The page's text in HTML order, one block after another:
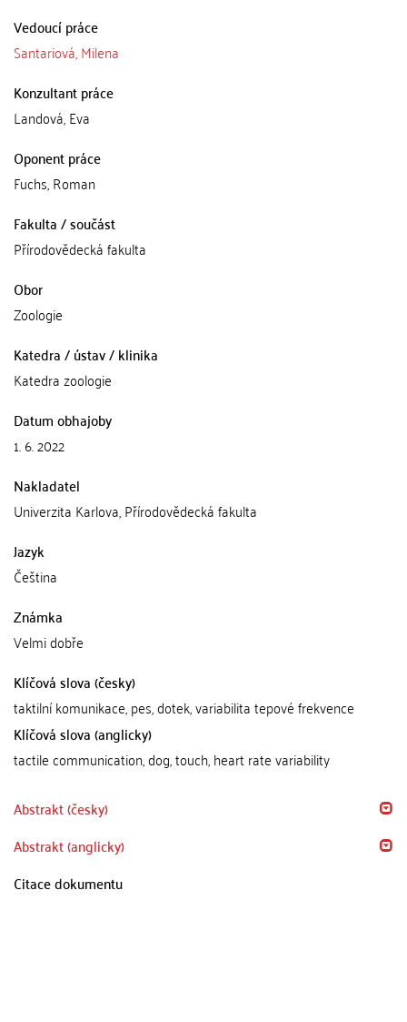
Vedoucí práce
Santariová, Milena
Konzultant práce
Landová, Eva
Oponent práce
Fuchs, Roman
Fakulta / součást
Přírodovědecká fakulta
Obor
Zoologie
Katedra / ústav / klinika
Katedra zoologie
Datum obhajoby
1. 6. 2022
Nakladatel
Univerzita Karlova, Přírodovědecká fakulta
Jazyk
Čeština
Známka
Velmi dobře
Klíčová slova (česky)
taktilní komunikace, pes, dotek, variabilita tepové frekvence
Klíčová slova (anglicky)
tactile communication, dog, touch, heart rate variability
Abstrakt (česky)
Abstrakt (anglicky)
Citace dokumentu